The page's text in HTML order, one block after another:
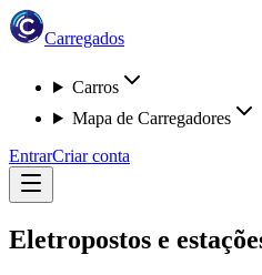
Carregados
Carros
Mapa de Carregadores
EntrarCriar conta
Eletropostos e